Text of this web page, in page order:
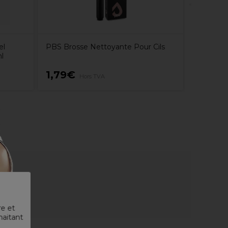
et
PBS Brosse Nettoyante Pour Cils
1,79€